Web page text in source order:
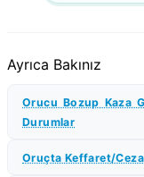
Ayrıca Bakınız
Orucu Bozup Kaza
Durumlar
Oruçta Keffaret/